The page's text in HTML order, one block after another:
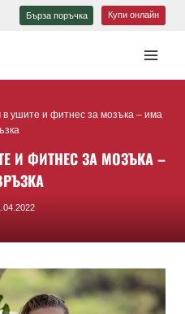
Бърза поръчка Купи онлайн
ушите и фитнес за мозъка – има
И ФИТНЕС ЗА МОЗЪКА –